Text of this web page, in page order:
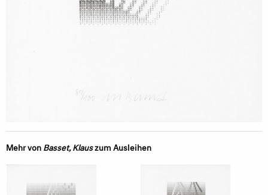
Mehr vonBasset, Klauszum Ausleihen